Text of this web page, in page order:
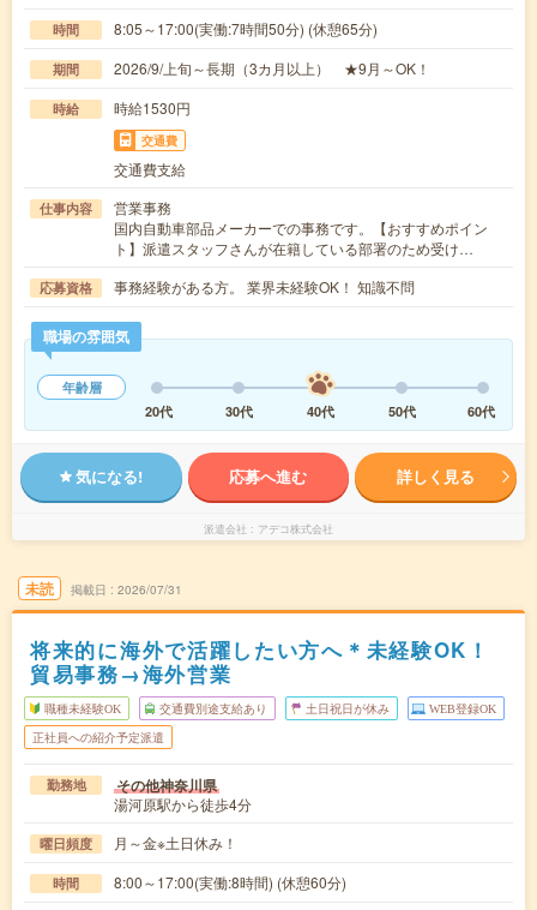
時間 8:05～17:00(実働:7時間50分) (休憩65分)
期間 2026/9/上旬～長期（3カ月以上） ★9月～OK！
時給 時給1530円
交通費
交通費支給
仕事内容
営業事務
国内自動車部品メーカーでの事務です。【おすすめポイン
ト】派遣スタッフさんが在籍している部署のため受け…
応募資格 事務経験がある方。 業界未経験OK！ 知識不問
職場の雰囲気
年齢層
20代
30代 40代 50代 60代
気になる! 応募へ進む 詳しく見る
派遣会社 アデコ株式会社
未読 掲載日 2026/07/31
将来的に海外で活躍したい方へ＊未経験OK！
貿易事務→海外営業
職種未経験OK 交通費別途支給あり 土日祝日が休み WEB登録OK
正社員への紹介予定派遣
勤務地 その他神奈川県
湯河原駅から徒歩4分
曜日頻度 月～金※土日休み！
時間 8:00～17:00(実働:8時間) (休憩60分)